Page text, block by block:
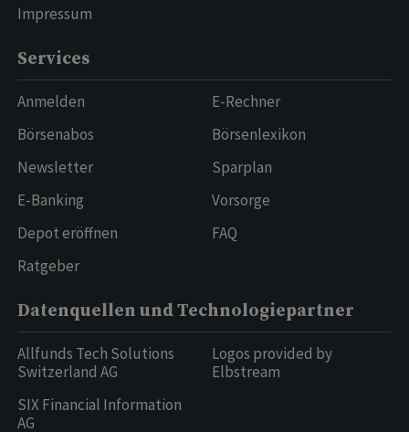
Impressum
Services
Anmelden
Börsenabos
Newsletter
E-Banking
Depot eröffnen
Ratgeber
E-Rechner
Börsenlexikon
Sparplan
Vorsorge
FAQ
Datenquellen und Technologiepartner
Allfunds Tech Solutions
Switzerland AG
SIX Financial Information
AG
Logos provided by
Elbstream